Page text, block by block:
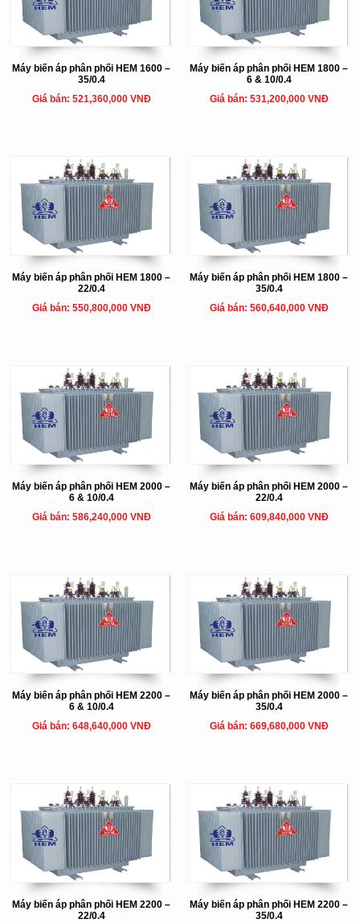
Máy biến áp phân phối HEM 1600 –
35/0.4
Giá bán: 521,360,000 VNĐ
Máy biến áp phân phối HEM 1800 –
6 & 10/0.4
Giá bán: 531,200,000 VNĐ
Máy biến áp phân phối HEM 1800 –
22/0.4
Giá bán: 550,800,000 VNĐ
Máy biến áp phân phối HEM 1800 –
35/0.4
Giá bán: 560,640,000 VNĐ
Máy biến áp phân phối HEM 2000 –
6 & 10/0.4
Giá bán: 586,240,000 VNĐ
Máy biến áp phân phối HEM 2000 –
22/0.4
Giá bán: 609,840,000 VNĐ
Máy biến áp phân phối HEM 2200 –
6 & 10/0.4
Giá bán: 648,640,000 VNĐ
Máy biến áp phân phối HEM 2000 –
35/0.4
Giá bán: 669,680,000 VNĐ
Máy biến áp phân phối HEM 2200 –
22/0.4
Máy biến áp phân phối HEM 2200 –
35/0.4